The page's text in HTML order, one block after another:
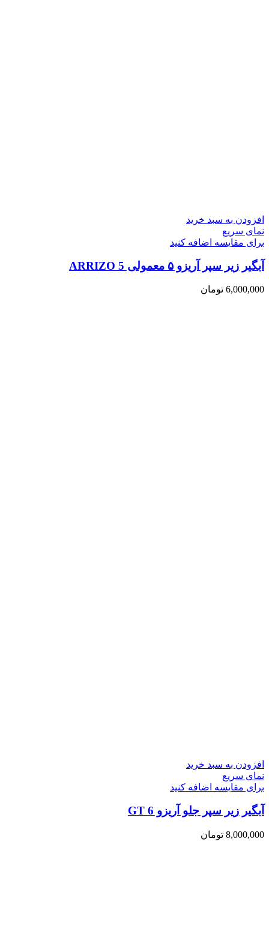
افزودن به سبد خرید
نمای سریع
برای مقایسه اضافه کنید
آبگیر زیر سپر آریزو ۵ معمولی ARRIZO 5
6,000,000 تومان
افزودن به سبد خرید
نمای سریع
برای مقایسه اضافه کنید
آبگیر زیر سپر جلو آریزو 6 GT
8,000,000 تومان